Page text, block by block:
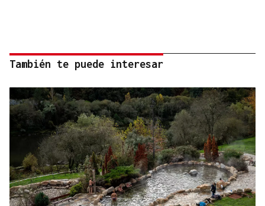
También te puede interesar